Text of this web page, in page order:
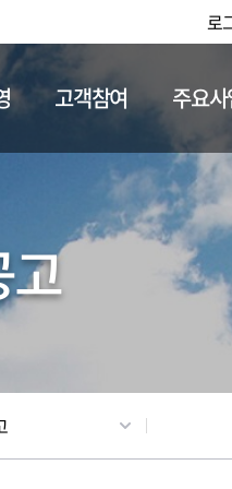
로
채용정보
고객참여 주요사